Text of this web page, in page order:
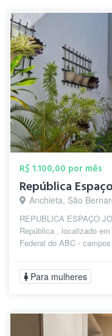
R$ 1.100,00 por mês
República
Anchieta, São
REPUBLICA ESPAÇO
República , localizado
Federal do ABC -
Para mulheres